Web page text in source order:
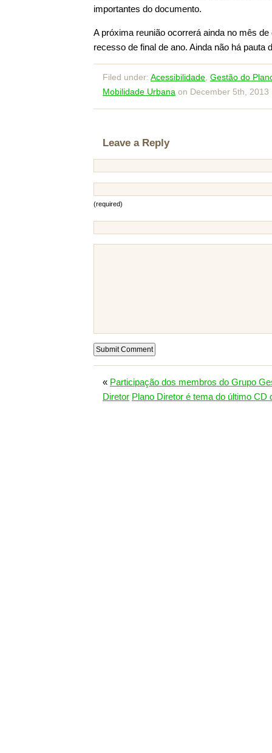
importantes do documento.
A próxima reunião ocorrerá ainda no mês
recesso de final de ano. Ainda não há pauta
Filed under: Acessibilidade, Gestão do
Mobilidade Urbana on December 5th, 2013
Leave a Reply
(required)
« Participação dos membros do Grupo
Diretor Plano Diretor é tema do último CD